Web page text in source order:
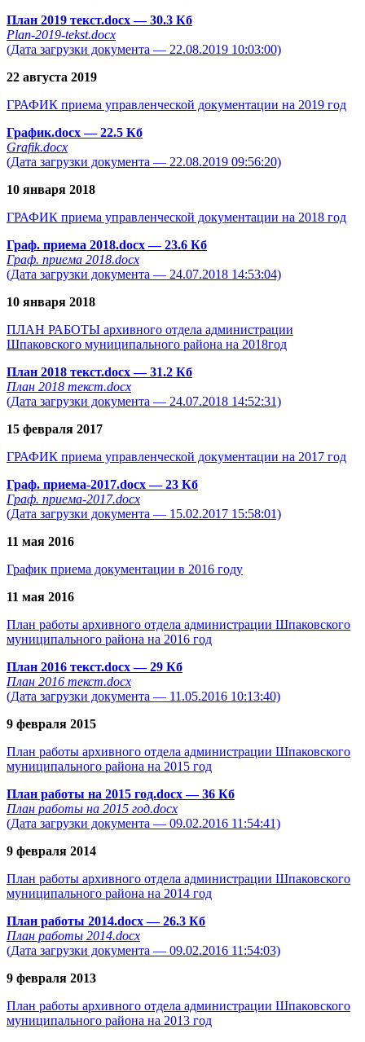
План 2019 текст.docx— 30.3 Кб
Plan-2019-tekst.docx
(Дата загрузки документа — 22.08.2019 10:03:00)
22 августа 2019
ГРАФИК приема управленческой документации на 2019 год
График.docx— 22.5 Кб
Grafik.docx
(Дата загрузки документа — 22.08.2019 09:56:20)
10 января 2018
ГРАФИК приема управленческой документации на 2018 год
Граф. приема 2018.docx— 23.6 Кб
Граф. приема 2018.docx
(Дата загрузки документа — 24.07.2018 14:53:04)
10 января 2018
ПЛАН РАБОТЫ архивного отдела администрации
Шпаковского муниципального района на 2018год
План 2018 текст.docx— 31.2 Кб
План 2018 текст.docx
(Дата загрузки документа — 24.07.2018 14:52:31)
15 февраля 2017
ГРАФИК приема управленческой документации на 2017 год
Граф. приема-2017.docx— 23 Кб
Граф. приема-2017.docx
(Дата загрузки документа — 15.02.2017 15:58:01)
11 мая 2016
График приема документации в 2016 году
11 мая 2016
План работы архивного отдела администрации Шпаковского
муниципального района на 2016 год
План 2016 текст.docx— 29 Кб
План 2016 текст.docx
(Дата загрузки документа — 11.05.2016 10:13:40)
9 февраля 2015
План работы архивного отдела администрации Шпаковского
муниципального района на 2015 год
План работы на 2015 год.docx— 36 Кб
План работы на 2015 год.docx
(Дата загрузки документа — 09.02.2016 11:54:41)
9 февраля 2014
План работы архивного отдела администрации Шпаковского
муниципального района на 2014 год
План работы 2014.docx— 26.3 Кб
План работы 2014.docx
(Дата загрузки документа — 09.02.2016 11:54:03)
9 февраля 2013
План работы архивного отдела администрации Шпаковского
муниципального района на 2013 год